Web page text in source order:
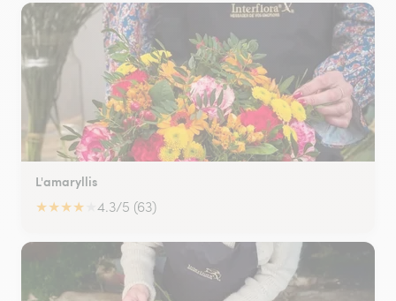
L'amaryllis
★★★★ 4.3/5 (63)